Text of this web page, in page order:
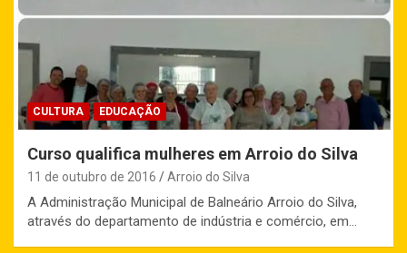
CULTURA EDUCAÇÃO
Curso qualifica mulheres em Arroio do Silva
11 de outubro de 2016 Arroio do Silva
A Administração Municipal de Balneário Arroio do Silva,
através do departamento de indústria e comércio, em…